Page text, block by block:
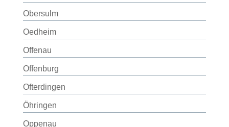
Obersulm
Oedheim
Offenau
Offenburg
Ofterdingen
Öhringen
Oppenau